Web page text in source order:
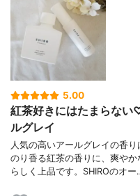
5.00
紅茶好きにはたまらな
ルグレイ
人気の高いアールグレイの香
のり香る紅茶の香りに、爽や
らしく上品です。SHIROのオ